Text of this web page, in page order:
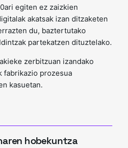
egiten ez zaizkien
akatsak izan ditzaketen
du, baztertutako
partekatzen dituztelako.
zerbitzuan izandako
fabrikazio prozesua
kasuetan.
hobekuntza